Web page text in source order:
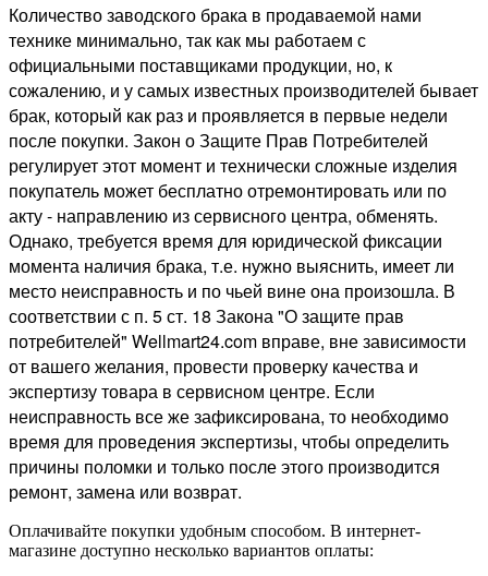
Количество заводского брака в продаваемой нами
технике минимально, так как мы работаем с
официальными поставщиками продукции, но, к
сожалению, и у самых известных производителей бывает
брак, который как раз и проявляется в первые недели
после покупки. Закон о Защите Прав Потребителей
регулирует этот момент и технически сложные изделия
покупатель может бесплатно отремонтировать или по
акту - направлению из сервисного центра, обменять.
Однако, требуется время для юридической фиксации
момента наличия брака, т.е. нужно выяснить, имеет ли
место неисправность и по чьей вине она произошла. В
соответствии с п. 5 ст. 18 Закона "О защите прав
потребителей" Wellmart24.com вправе, вне зависимости
от вашего желания, провести проверку качества и
экспертизу товара в сервисном центре. Если
неисправность все же зафиксирована, то необходимо
время для проведения экспертизы, чтобы определить
причины поломки и только после этого производится
ремонт, замена или возврат.
Оплачивайте покупки удобным способом. В интернет-
магазине доступно несколько вариантов оплаты: